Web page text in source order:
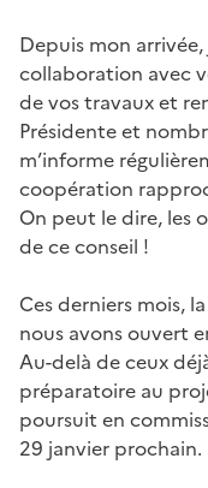
Depuis mon
collaboration avec
de vos travaux et
Présidente et
m’informe
coopération
On peut le dire, les
de ce conseil !
Ces derniers mois,
nous avons ouvert
Au-delà de ceux
préparatoire au
poursuit en
29 janvier prochain.